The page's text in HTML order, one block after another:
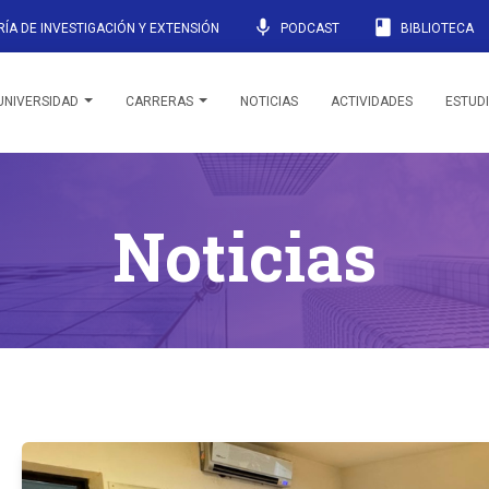
DE INVESTIGACIÓN Y EXTENSIÓN mic PODCAST book BIBLIOTECA
CARRERAS NOTICIAS ACTIVIDADES
Noticias